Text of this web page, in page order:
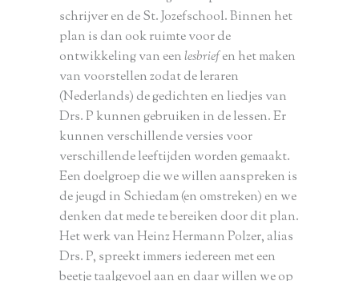
schrijver en de St. Jozefschool. Binnen het
plan is dan ook ruimte voor de
ontwikkeling van eenlesbriefen het maken
van voorstellen zodat de leraren
(Nederlands) de gedichten en liedjes van
Drs. P kunnen gebruiken in de lessen. Er
kunnen verschillende versies voor
verschillende leeftijden worden gemaakt.
Een doelgroep die we willen aanspreken is
de jeugd in Schiedam (en omstreken) en we
denken dat mede te bereiken door dit plan.
Het werk van Heinz Hermann Polzer, alias
Drs. P, spreekt immers iedereen met een
beetje taalgevoel aan en daar willen we op